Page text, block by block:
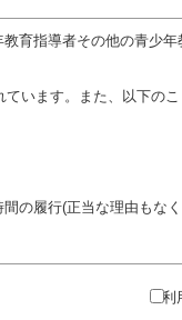
育指導者その他の青少
います。また、以下の
の履行(正当な理由も
ための政治教育その他の
ための宗教教育その他
利